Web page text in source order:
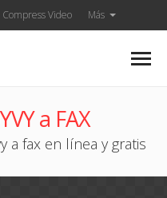
Compress Video Más
a FAX
a fax en línea y gratis